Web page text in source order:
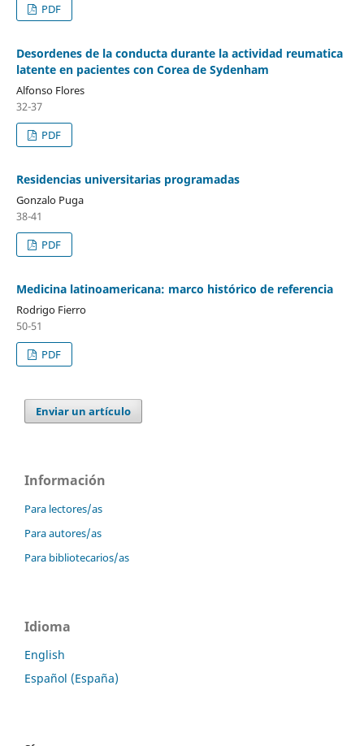
PDF
Desordenes de la conducta durante la actividad reumatica
latente en pacientes con Corea de Sydenham
Alfonso Flores
32-37
PDF
Residencias universitarias programadas
Gonzalo Puga
38-41
PDF
Medicina latinoamericana: marco histórico de referencia
Rodrigo Fierro
50-51
PDF
Enviar un artículo
Información
Para lectores/as
Para autores/as
Para bibliotecarios/as
Idioma
English
Español (España)